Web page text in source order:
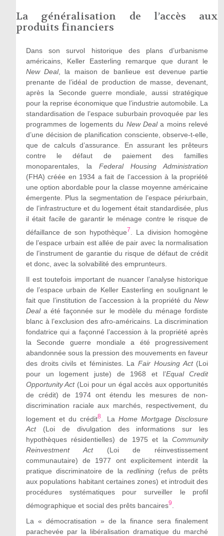
La généralisation de l’accès aux
produits financiers
Dans son survol historique des plans d’urbanisme
américains, Keller Easterling remarque que durant le
New Deal, la maison de banlieue est devenue partie
prenante de l’idéal de production de masse, devenant,
après la Seconde guerre mondiale, aussi stratégique
pour la reprise économique que l’industrie automobile. La
standardisation de l’espace suburbain provoquée par les
programmes de logements du New Deala moins relevé
d’une décision de planification consciente, observe-t-elle,
que de calculs d’assurance. En assurant les prêteurs
contre le défaut de paiement des familles
monoparentales, laFederal Housing Administration
(FHA) créée en 1934 a fait de l’accession à la propriété
une option abordable pour la classe moyenne américaine
émergente. Plus la segmentation de l’espace périurbain,
de l’infrastructure et du logement était standardisée, plus
il était facile de garantir le ménage contre le risque de
défaillance de son hypothèque7
. La division homogène
de l’espace urbain est allée de pair avec la normalisation
de l’instrument de garantie du risque de défaut de crédit
et donc, avec la solvabilité des emprunteurs.
Il est toutefois important de nuancer l’analyse historique
de l’espace urbain de Keller Easterling en soulignant le
fait que l’institution de l’accession à la propriété duNew
Deala été façonnée sur le modèle du ménage fordiste
blanc à l’exclusion des afro-américains. La discrimination
fondatrice qui a façonné l’accession à la propriété après
la Seconde guerre mondiale a été progressivement
abandonnée sous la pression des mouvements en faveur
des droits civils et féministes. LaFair Housing Act(Loi
pour un logement juste) de 1968 et l’Equal Credit
Opportunity Act(Loi pour un égal accès aux opportunités
de crédit) de 1974 ont étendu les mesures de non-
discrimination raciale aux marchés, respectivement, du
logement et du crédit8 . La Home Mortgage Disclosure
Act(Loi de divulgation des informations sur les
hypothèques résidentielles) de 1975 et laCommunity
Reinvestment Act(Loi de réinvestissement
communautaire) de 1977 ont explicitement interdit la
pratique discriminatoire de la redlining(refus de prêts
aux populations habitant certaines zones) et introduit des
procédures systématiques pour surveiller le profil
démographique et social des prêts bancaires9
La « démocratisation»de la finance sera finalement
parachevée par la libéralisation dramatique du marché